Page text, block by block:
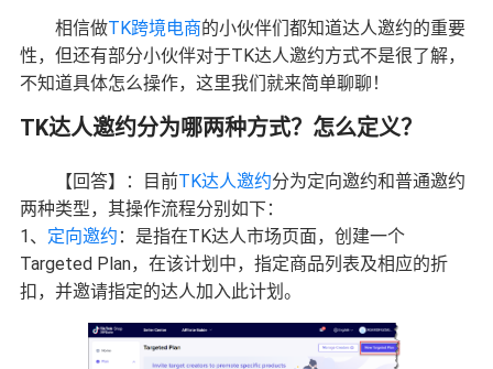
相信做TK跨境电商的小伙伴们都知道达人邀约的重要
性，但还有部分小伙伴对于TK达人邀约方式不是很了解，
不知道具体怎么操作，这里我们就来简单聊聊！
TK达人邀约分为哪两种方式？怎么定义？
【回答】：目前TK达人邀约分为定向邀约和普通邀约
两种类型，其操作流程分别如下：
1、 定向邀约 ：是指在TK达人市场页面，创建一个
Targeted Plan，在该计划中，指定商品列表及相应的折
扣，并邀请指定的达人加入此计划。